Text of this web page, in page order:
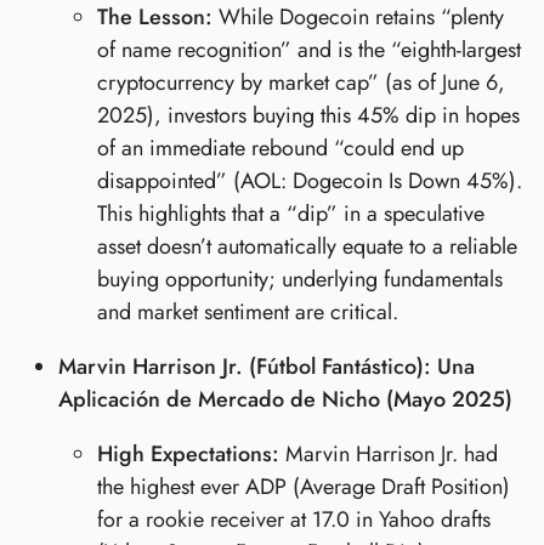
The Lesson: While Dogecoin retains “plenty
of name recognition” and is the “eighth-largest
cryptocurrency by market cap” (as of June 6,
2025), investors buying this 45% dip in hopes
of an immediate rebound “could end up
disappointed” (AOL: Dogecoin Is Down 45%).
This highlights that a “dip” in a speculative
asset doesn’t automatically equate to a reliable
buying opportunity; underlying fundamentals
and market sentiment are critical.
Marvin Harrison Jr. (Fútbol Fantástico): Una
Aplicación de Mercado de Nicho (Mayo 2025)
High Expectations: Marvin Harrison Jr. had
the highest ever ADP (Average Draft Position)
for a rookie receiver at 17.0 in Yahoo drafts